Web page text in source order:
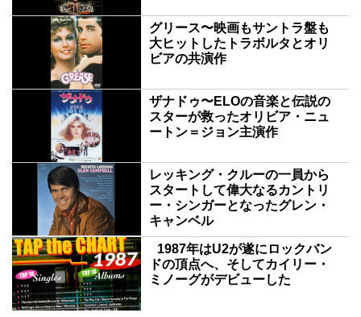
グリース〜映画もサントラ盤も
大ヒットしたトラボルタとオリ
ビアの共演作
ザナドゥ〜ELOの音楽と伝説の
スターが救ったオリビア・ニュ
ートン＝ジョン主演作
レッキング・クルーの一員から
スタートして偉大なるカントリ
ー・シンガーとなったグレン・
キャンベル
1987年はU2が遂にロックバン
ドの頂点へ、そしてカイリー・
ミノーグがデビューした